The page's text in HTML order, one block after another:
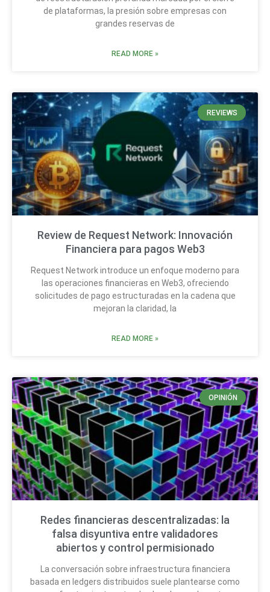
de plataformas, la presión sobre empresas con
grandes reservas de
READ MORE »
REVIEWS
Review de Request Network: Innovación
Financiera para pagos Web3
Request Network introduce un enfoque moderno para
las operaciones financieras en Web3, ofreciendo
solicitudes de pago estructuradas en la cadena que
mejoran la claridad, la
READ MORE »
OPINIÓN
Redes financieras descentralizadas: la
falsa disyuntiva entre validadores
abiertos y control permisionado
La conversación sobre infraestructura financiera
basada en ledgers distribuidos suele plantearse como